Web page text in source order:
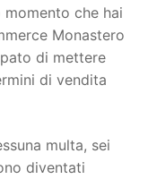
che hai
Monastero
di mettere
di vendita
multa, sei
diventati